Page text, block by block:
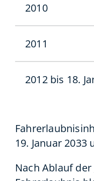
2010
2011
2012 bis 18.
19. Januar
Nach Ablauf